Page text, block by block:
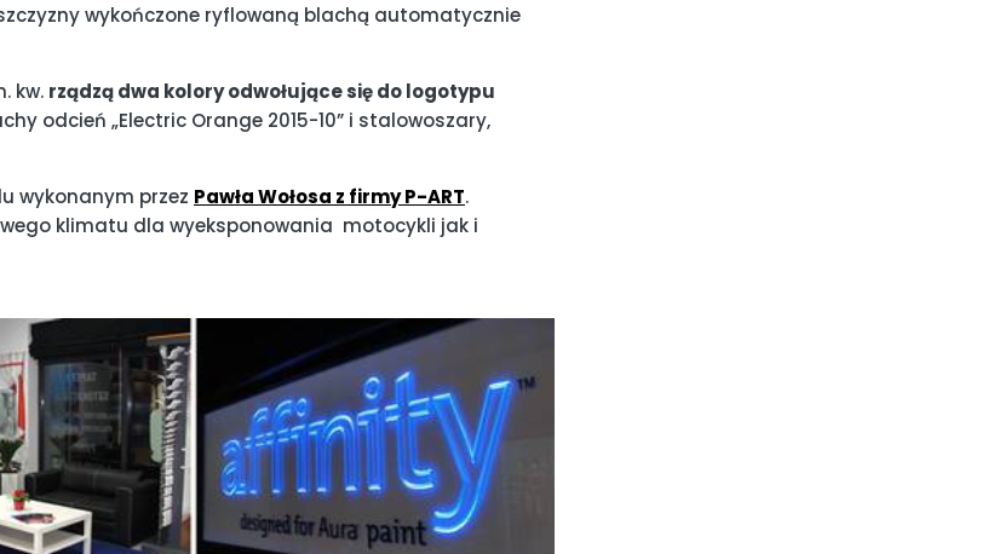
wykończone ryflowaną blachą automatycznie
kw. rządzą dwa kolory odwołujące się do logotypu
odcień „Electric Orange 2015-10” i stalowoszary,
wykonanym przez Pawła Wołosa z firmy P-ART.
klimatu dla wyeksponowania motocykli jak i